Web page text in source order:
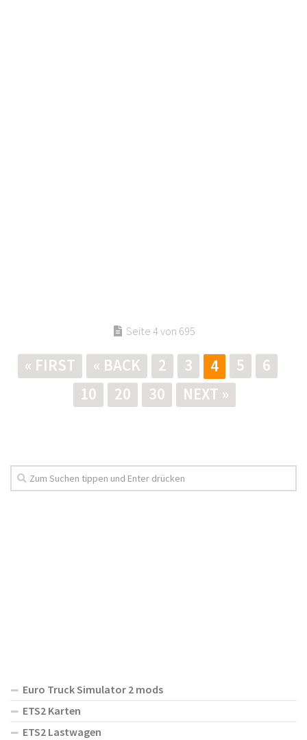
Seite 4 von 695
« FIRST « BACK 2 3 4 5
6
10
20 30 NEXT »
Euro Truck Simulator 2 mods
ETS2 Karten
ETS2 Lastwagen